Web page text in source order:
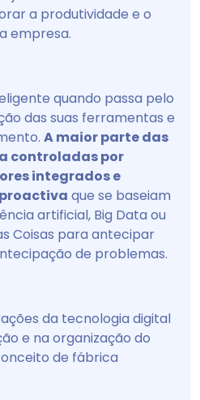
a produtividade e o
empresa.
quando passa pelo
das suas ferramentas e
A maior parte das
controladas por
integrados e
que se baseiam
artificial, Big Data ou
Coisas para antecipar
de problemas.
da tecnologia digital
e na organização do
de fábrica